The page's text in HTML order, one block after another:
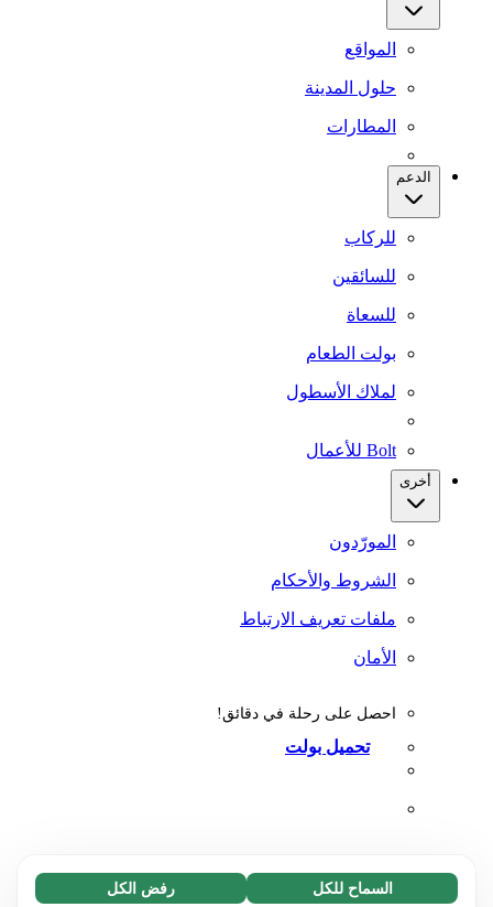
ضروري (65)
السماح للكل رفض الكل
المواقع
حلول المدينة
المطارات
الدعم
للركاب
للسائقين
للسعاة
بولت الطعام
لملاك الأسطول
Bolt للأعمال
أخرى
المورّدون
الشروط والأحكام
ملفات تعريف الارتباط
الأمان
احصل على رحلة في دقائق!
تحميل بولت